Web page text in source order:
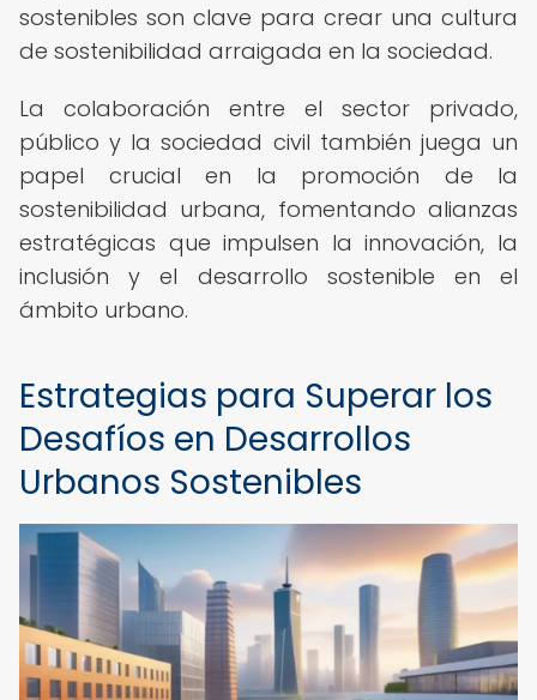
sostenibles son clave para crear una cultura
de sostenibilidad arraigada en la sociedad.
La colaboración entre el sector privado,
público y la sociedad civil también juega un
papel crucial en la promoción de la
sostenibilidad urbana, fomentando alianzas
estratégicas que impulsen la innovación, la
inclusión y el desarrollo sostenible en el
ámbito urbano.
Estrategias para Superar los
Desafíos en Desarrollos
Urbanos Sostenibles